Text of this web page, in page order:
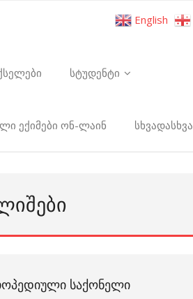
სტუდენტი
ექიმები ონ-ლაინ სხვადასხვა
ᲡᲐᲥᲝᲜᲔᲚᲘ
English